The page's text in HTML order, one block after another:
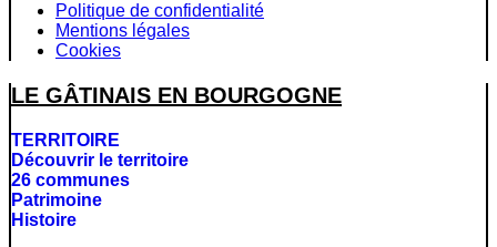
Politique de confidentialité
Mentions légales
Cookies
LE GÂTINAIS EN BOURGOGNE
TERRITOIRE
Découvrir le territoire
26 communes
Patrimoine
Histoire